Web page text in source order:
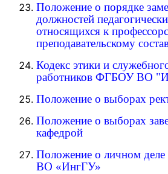
Положение о порядке
должностей
относящихся к
преподавательскому
Кодекс этики и
работников ФГБОУ ВО
Положение о выборах
Положение о выборах
кафедрой
Положение о личном
ВО «ИнгГУ»